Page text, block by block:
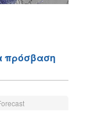
πρόσβαση